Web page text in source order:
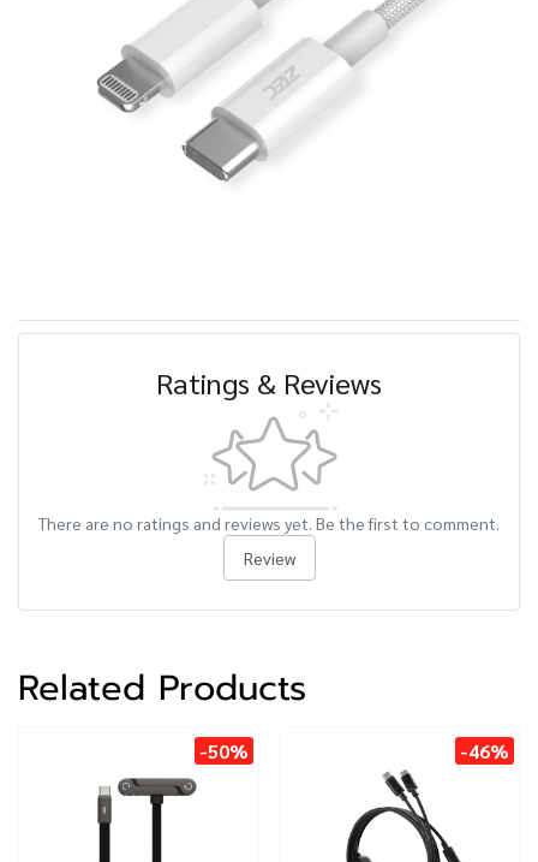
Ratings & Reviews
There are no ratings and reviews yet. Be the first to comment.
Review
Related Products
-50% -46%